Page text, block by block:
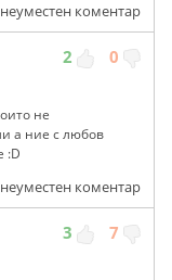
коментар
2 0
не
а ние с любов
:D
коментар
3 7